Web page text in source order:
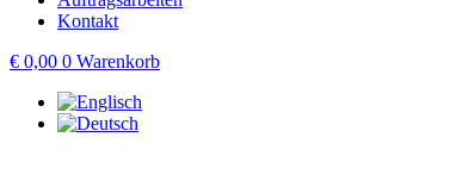
Kontakt
€ 0,00 0 Warenkorb